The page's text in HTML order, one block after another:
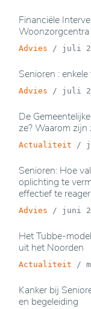
Financiële
Woonzorgcentra
Advies / juli
Senioren :
Advies / juli
De
ze? Waarom zijn
Actualiteit /
Senioren: Hoe
oplichting te
effectief te
Advies / juni
Het Tubbe-
uit het Noorden
Actualiteit /
Kanker bij
en begeleiding